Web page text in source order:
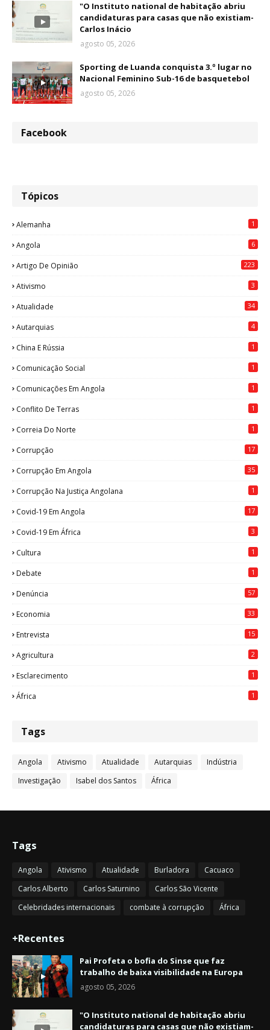
"O Instituto national de habitação abriu
candidaturas para casas que não existiam-
Carlos Inácio
agosto 05, 2026
Sporting de Luanda conquista 3.º lugar no
Nacional Feminino Sub-16 de basquetebol
agosto 05, 2026
Facebook
Tópicos
Alemanha 1
Angola 6
Artigo De Opinião 223
Ativismo 3
Atualidade 34
Autarquias 4
China E Rússia 1
Comunicação Social 1
Comunicações Em Angola 1
Conflito De Terras 1
Correia Do Norte 1
Corrupção 17
Corrupção Em Angola 35
Corrupção Na Justiça Angolana 1
Covid-19 Em Angola 17
Covid-19 Em África 3
Cultura 1
Debate 1
Denúncia 57
Economia 33
Entrevista 15
Agricultura 2
Esclarecimento 1
África 1
Tags
Angola Ativismo Atualidade Autarquias
Indústria
Investigação
Isabel dos Santos África
Tags
Angola Ativismo Atualidade Burladora
Cacuaco
Carlos Alberto
Carlos Saturnino
Carlos São Vicente
Celebridades internacionais
combate à corrupção África
+Recentes
Pai Profeta o bofia do Sinse que faz
trabalho de baixa visibilidade na Europa
agosto 05, 2026
"O Instituto national de habitação abriu
candidaturas para casas que não existiam-